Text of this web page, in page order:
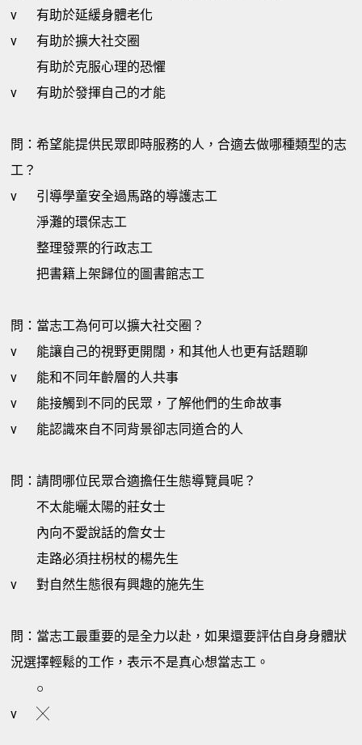
v
有助於延緩身體老化
v
有助於擴大社交圈
有助於克服心理的恐懼
v
有助於發揮自己的才能
問：希望能提供民眾即時服務的人，合適去做哪種類型的志
工？
v
引導學童安全過馬路的導護志工
淨灘的環保志工
整理發票的行政志工
把書籍上架歸位的圖書館志工
問：當志工為何可以擴大社交圈？
v
能讓自己的視野更開闊，和其他人也更有話題聊
v
能和不同年齡層的人共事
v
能接觸到不同的民眾，了解他們的生命故事
v
能認識來自不同背景卻志同道合的人
問：請問哪位民眾合適擔任生態導覽員呢？
不太能曬太陽的莊女士
內向不愛說話的詹女士
走路必須拄枴杖的楊先生
v
對自然生態很有興趣的施先生
問：當志工最重要的是全力以赴，如果還要評估自身身體狀
況選擇輕鬆的工作，表示不是真心想當志工。
○
v
╳